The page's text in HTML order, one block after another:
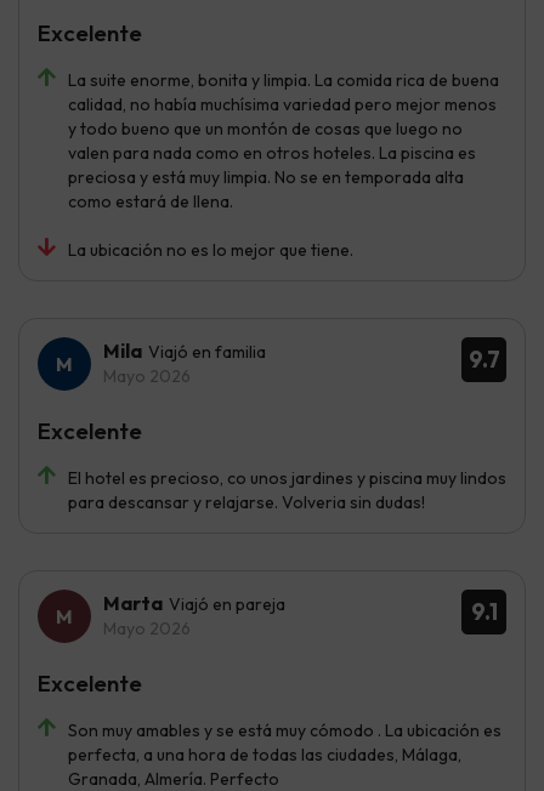
La suite enorme, bonita y limpia. La comida rica de buena
calidad, no había muchísima variedad pero mejor menos
y todo bueno que un montón de cosas que luego no
valen para nada como en otros hoteles. La piscina es
preciosa y está muy limpia. No se en temporada alta
como estará de llena.
La ubicación no es lo mejor que tiene.
Excelente
9.7
Mila Viajó en familia
Mayo 2026
El hotel es precioso, co unos jardines y piscina muy lindos
para descansar y relajarse. Volveria sin dudas!
Excelente
9.1
Marta Viajó en pareja
Mayo 2026
Son muy amables y se está muy cómodo . La ubicación es
perfecta, a una hora de todas las ciudades, Málaga,
Granada, Almería. Perfecto
Excelente